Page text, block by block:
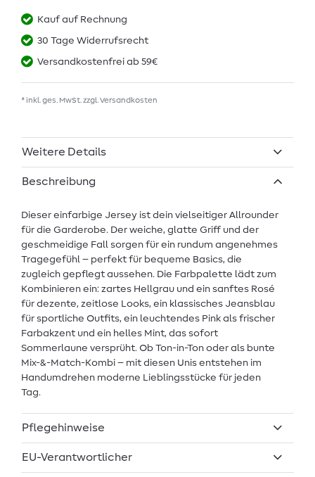
Kauf auf Rechnung
30 Tage Widerrufsrecht
Versandkostenfrei ab 59€
* inkl. ges. MwSt. zzgl. Versandkosten
Weitere Details
Beschreibung
Dieser einfarbige Jersey ist dein vielseitiger Allrounder
für die Garderobe. Der weiche, glatte Griff und der
geschmeidige Fall sorgen für ein rundum angenehmes
Tragegefühl – perfekt für bequeme Basics, die
zugleich gepflegt aussehen. Die Farbpalette lädt zum
Kombinieren ein: zartes Hellgrau und ein sanftes Rosé
für dezente, zeitlose Looks, ein klassisches Jeansblau
für sportliche Outfits, ein leuchtendes Pink als frischer
Farbakzent und ein helles Mint, das sofort
Sommerlaune versprüht. Ob Ton-in-Ton oder als bunte
Mix-&-Match-Kombi – mit diesen Unis entstehen im
Handumdrehen moderne Lieblingsstücke für jeden
Tag.
Pflegehinweise
EU-Verantwortlicher